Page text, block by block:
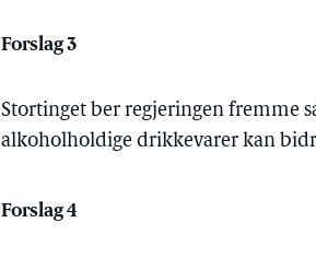
Forslag 3
Stortinget ber regjeringen fremme
alkoholholdige drikkevarer kan
Forslag 4